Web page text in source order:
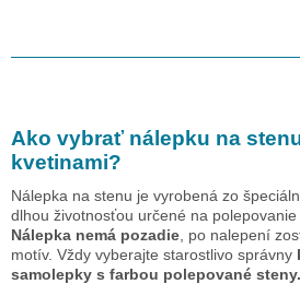
Ako vybrať nálepku na
kvetinami?
Nálepka na stenu je vyrobená zo
dlhou životnosťou určené na polepovanie
Nálepka nemá pozadie , po nalepení
motív. Vždy vyberajte starostlivo správny
samolepky s farbou polepované steny.